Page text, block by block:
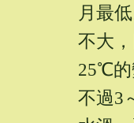
月最
不大
25℃的
不過3